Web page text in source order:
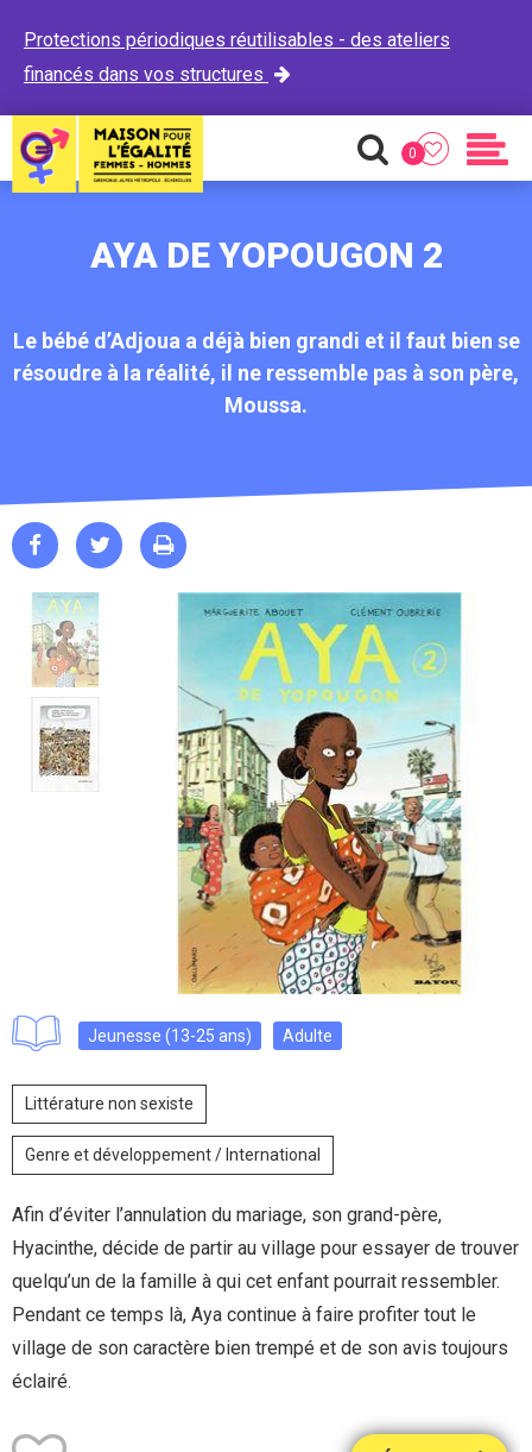
Protections périodiques réutilisables - des ateliers
financés dans vos structures

Recherche
0
Favoris
AYA DE YOPOUGON 2
Le bébé d’Adjoua a déjà bien grandi et il faut bien se
résoudre à la réalité, il ne ressemble pas à son père,
Moussa.
  
Jeunesse (13-25 ans) Adulte
Littérature non sexiste
Genre et développement / International
Afin d’éviter l’annulation du mariage, son grand-père,
Hyacinthe, décide de partir au village pour essayer de trouver
quelqu’un de la famille à qui cet enfant pourrait ressembler.
Pendant ce temps là, Aya continue à faire profiter tout le
village de son caractère bien trempé et de son avis toujours
éclairé.